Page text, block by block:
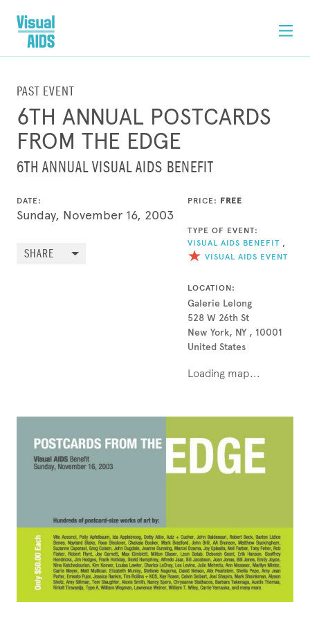
PAST EVENT
6TH ANNUAL POSTCARDS
FROM THE EDGE
6TH ANNUAL VISUAL AIDS BENEFIT
DATE:
Sunday, November 16, 2003
SHARE
PRICE: FREE
TYPE OF EVENT:
VISUAL AIDS BENEFIT ,
VISUAL AIDS EVENT
LOCATION:
Galerie Lelong
528 W 26th St
New York, NY , 10001
United States
Loading map...